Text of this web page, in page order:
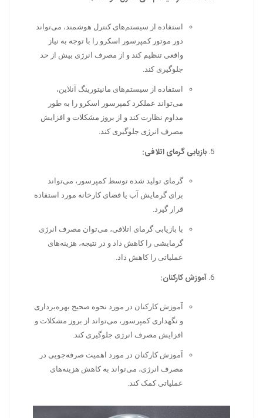
استفاده از سیستم‌های کنترل هوشمند، می‌تواند
دور موتور کمپرسور اسکرو را با توجه به نیاز
واقعی تنظیم کند و از مصرف انرژی بیش از حد
جلوگیری کند.
استفاده از سیستم‌های مانیتورینگ آنلاین،
می‌تواند عملکرد کمپرسور اسکرو را به طور
مداوم نظارت کند و از بروز مشکلات و افزایش
مصرف انرژی جلوگیری کند.
بازیابی گرمای اتلافی:
گرمای تولید شده توسط کمپرسور، می‌تواند
برای گرمایش آب یا فضای کارخانه مورد استفاده
قرار گیرد.
با بازیابی گرمای اتلافی، می‌توان مصرف انرژی
گرمایشی را کاهش داد و در نتیجه، هزینه‌های
عملیاتی را کاهش داد.
آموزش کارکنان:
آموزش کارکنان در مورد نحوه صحیح بهره‌برداری
و نگهداری کمپرسور، می‌تواند از بروز مشکلات و
افزایش مصرف انرژی جلوگیری کند.
آموزش کارکنان در مورد اهمیت صرفه‌جویی در
مصرف انرژی، می‌تواند به کاهش هزینه‌های
عملیاتی کمک کند.